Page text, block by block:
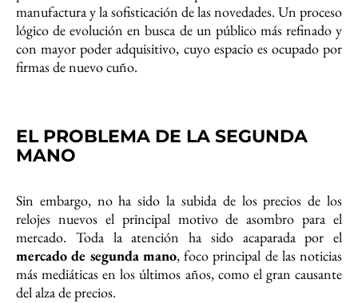
manufactura y la sofisticación de las novedades. Un proceso
lógico de evolución en busca de un público más refinado y
con mayor poder adquisitivo, cuyo espacio es ocupado por
firmas de nuevo cuño.
EL PROBLEMA DE LA SEGUNDA
MANO
Sin embargo, no ha sido la subida de los precios de los
relojes nuevos el principal motivo de asombro para el
mercado. Toda la atención ha sido acaparada por el
mercado de segunda mano, foco principal de las noticias
más mediáticas en los últimos años, como el gran causante
del alza de precios.